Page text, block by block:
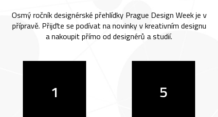
Osmý ročník designérské přehlídky Prague Design Week je v
přípravě. Přijďte se podívat na novinky v kreativním designu
a nakoupit přímo od designérů a studií.
1 5